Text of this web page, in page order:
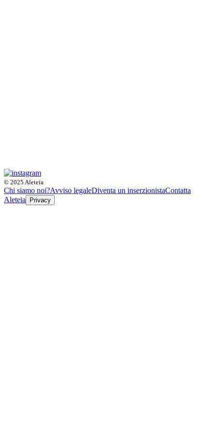
© 2025 Aleteia
Chi siamo noi?Avviso legaleDiventa un inserzionistaContatta
Aleteia
Privacy